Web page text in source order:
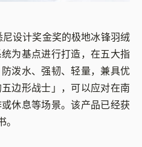
设计奖金奖的极地冰锋羽绒
为基点进行打造，在五大指
泼水、强韧、轻量，兼具优
边形战士」，可以应对在南
休息等场景。该产品已经获